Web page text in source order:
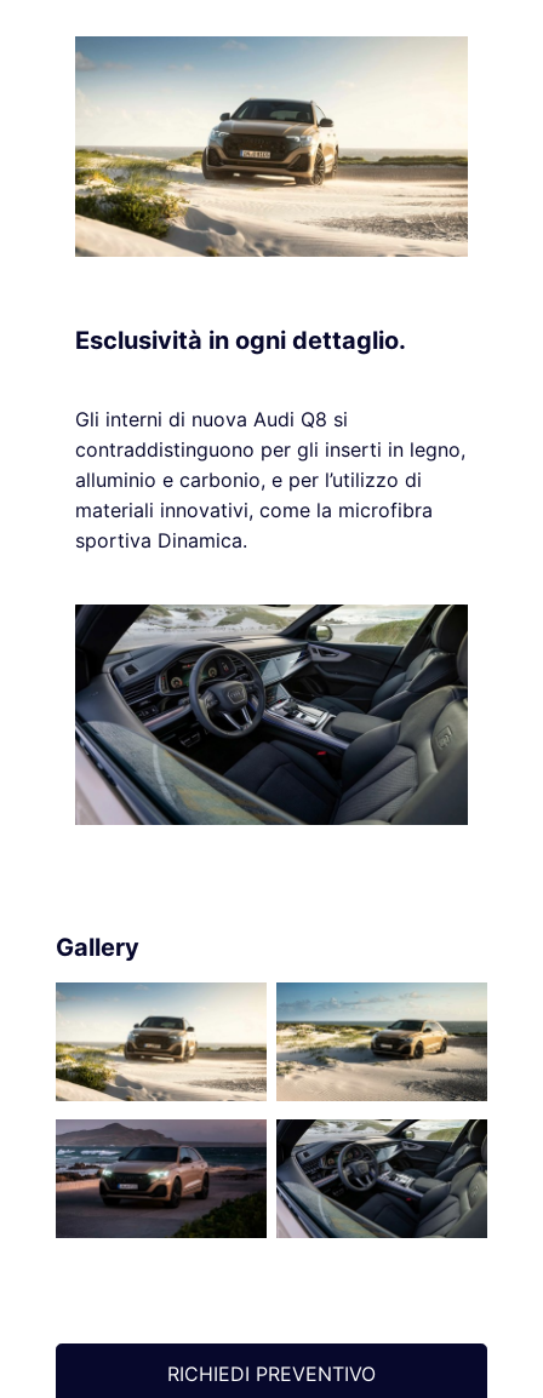
Esclusività in ogni dettaglio.
Gli interni di nuova Audi Q8 si
contraddistinguono per gli inserti in legno,
alluminio e carbonio, e per l’utilizzo di
materiali innovativi, come la microfibra
sportiva Dinamica.
Gallery
RICHIEDI PREVENTIVO